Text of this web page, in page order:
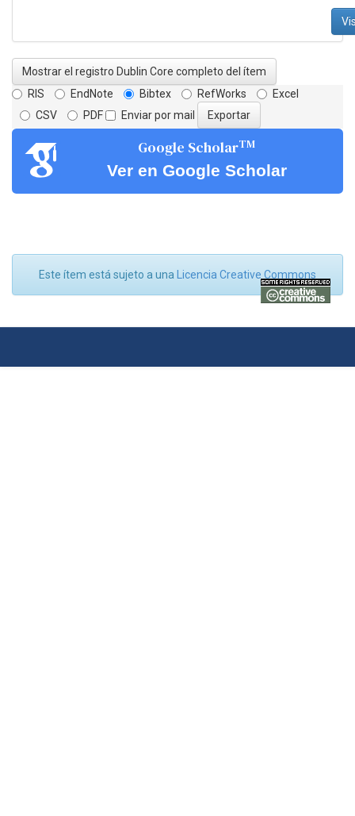
Mostrar el registro Dublin Core completo del ítem
RIS
EndNote Bibtex RefWorks
Excel
CSV
PDF Enviar por mail
Google ScholarTM
Ver en Google Scholar
Este ítem está sujeto a una Licencia Creative Commons